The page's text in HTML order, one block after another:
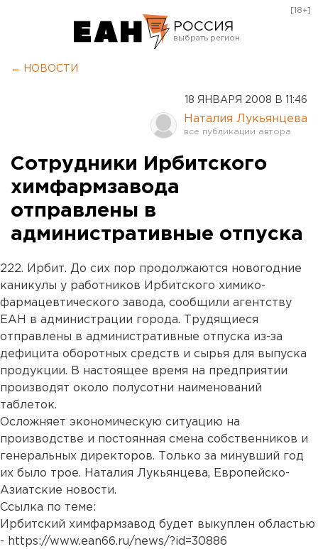
РОССИЯ
Оренбург
[18+]
← НОВОСТИ
18 ЯНВАРЯ 2008 В 11:46
Наталия Лукьянцева
Сотрудники Ирбитского
химфармзавода
отправлены в
административные отпуска
222. Ирбит. До сих пор продолжаются новогодние
каникулы у работников Ирбитского химико-
фармацевтического завода, сообщили агентству
ЕАН в администрации города. Трудящиеся
отправлены в административные отпуска из-за
дефицита оборотных средств и сырья для выпуска
продукции. В настоящее время на предприятии
производят около полусотни наименований
таблеток.
Осложняет экономическую ситуацию на
производстве и постоянная смена собственников и
генеральных директоров. Только за минувший год
их было трое. Наталия Лукьянцева, Европейско-
Азиатские новости.
Ссылка по теме:
Ирбитский химфармзавод будет выкуплен областью
- https://www.ean66.ru/news/?id=30886